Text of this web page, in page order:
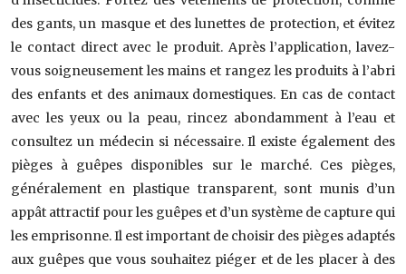
des gants, un masque et des lunettes de protection, et évitez
le contact direct avec le produit. Après l’application, lavez-
vous soigneusement les mains et rangez les produits à l’abri
des enfants et des animaux domestiques. En cas de contact
avec les yeux ou la peau, rincez abondamment à l’eau et
consultez un médecin si nécessaire. Il existe également des
pièges à guêpes disponibles sur le marché. Ces pièges,
généralement en plastique transparent, sont munis d’un
appât attractif pour les guêpes et d’un système de capture qui
les emprisonne. Il est important de choisir des pièges adaptés
aux guêpes que vous souhaitez piéger et de les placer à des